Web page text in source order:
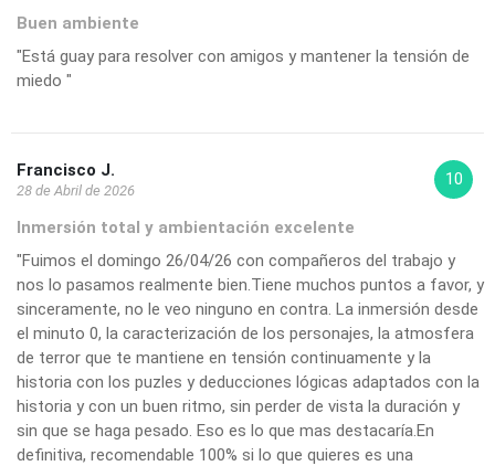
Buen ambiente
"Está guay para resolver con amigos y mantener la tensión de
miedo "
Francisco J.
28 de Abril de 2026
10
Inmersión total y ambientación excelente
"Fuimos el domingo 26/04/26 con compañeros del trabajo y
nos lo pasamos realmente bien.Tiene muchos puntos a favor, y
sinceramente, no le veo ninguno en contra. La inmersión desde
el minuto 0, la caracterización de los personajes, la atmosfera
de terror que te mantiene en tensión continuamente y la
historia con los puzles y deducciones lógicas adaptados con la
historia y con un buen ritmo, sin perder de vista la duración y
sin que se haga pesado. Eso es lo que mas destacaría.En
definitiva, recomendable 100% si lo que quieres es una